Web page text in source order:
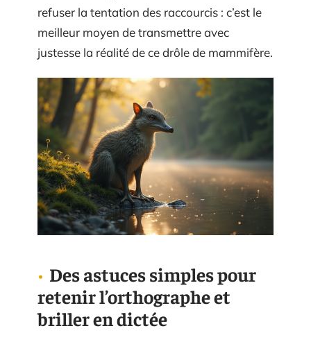
refuser la tentation des raccourcis : c’est le
meilleur moyen de transmettre avec
justesse la réalité de ce drôle de mammifère.
Des astuces simples pour
retenir l’orthographe et
briller en dictée